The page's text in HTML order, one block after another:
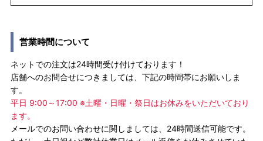
営業時間について
ネットでの注文は24時間受け付けております！
店舗へのお問合せにつきましては、下記の時間帯にお願いしま
す。
平日 9:00～17:00 ※土曜・日曜・祭日はお休みをいただいており
ます。
メールでのお問い合わせに関しましては、24時間送信可能です。